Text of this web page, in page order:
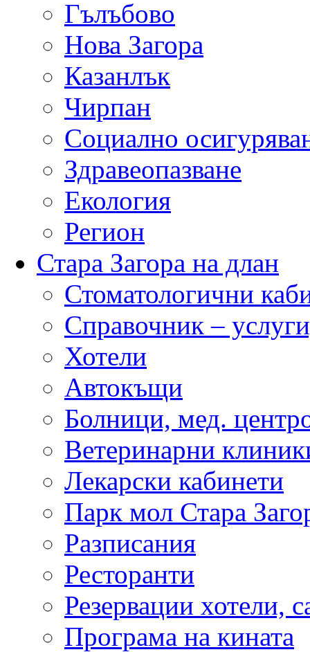
Гълъбово
Нова Загора
Казанлък
Чирпан
Социално
Здравеопазване
Екология
Регион
Стара Загора на длан
Стоматологични
Справочник –
Хотели
Автокъщи
Болници, мед.
Ветеринарни
Лекарски кабинети
Парк мол Стара
Разписания
Ресторанти
Резервации хотели,
Програма на кината